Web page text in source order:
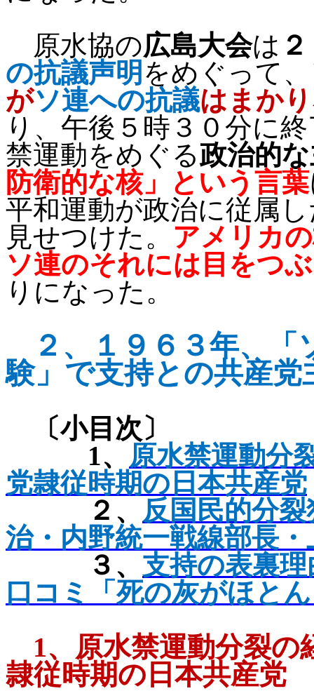
原水協の広島大会は
の抗議声明 をめぐって、
がソ連への抗議はまか
り、午後５時３０分に
禁運動をめぐる政治的
防衛的な核」という言葉
平和運動が政治に従属
見せつけた。 アメリカ
ソ連のそれには目をつ
りになった。
２、
１９６３年、「
験」で支持との共産党
〔小目次〕
1、 原水禁運動分
党隷従時期の日本共産党
２、 反国民的分
治・ 内野統一戦線部長
３、 支持の表裏理
口コミ「死の灰がほと
1、 原水禁運動分裂の
隷従時期の日本共産党